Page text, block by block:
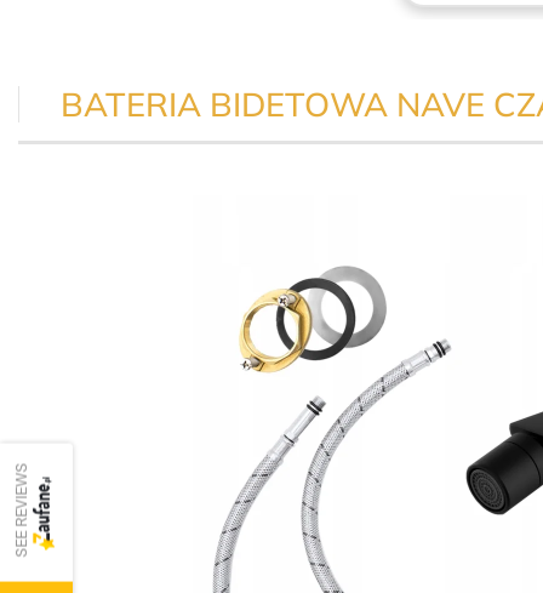
SEE REVIEWS
BATERIA BIDETOWA NAVE